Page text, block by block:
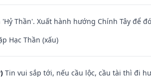
Thần'. Xuất hành hướng Chính Tây để
Hạc Thần (xấu)
Tin vui sắp tới, nếu cầu lộc, cầu tài thì đi